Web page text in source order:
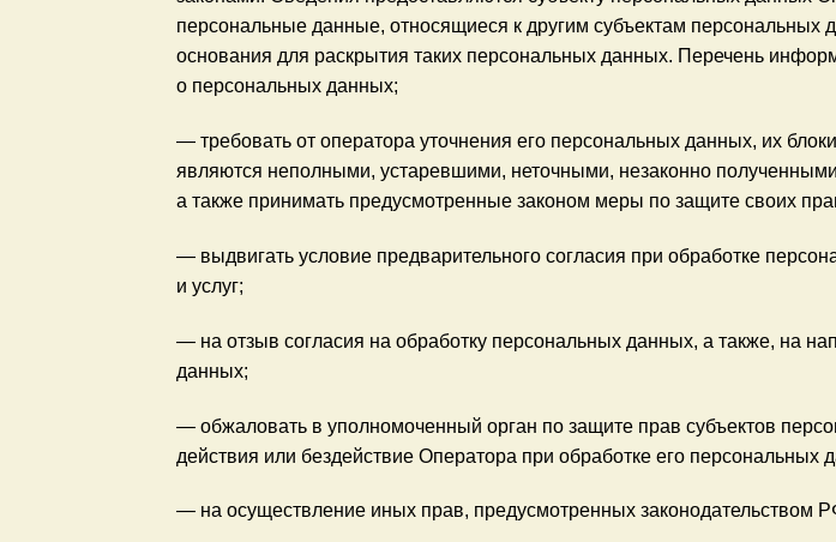
персональные данные, относящиеся к другим субъектам персональных
основания для раскрытия таких персональных данных. Перечень
о персональных данных;
— требовать от оператора уточнения его персональных данных, их
являются неполными, устаревшими, неточными, незаконно
а также принимать предусмотренные законом меры по защите своих
— выдвигать условие предварительного согласия при обработке
и услуг;
— на отзыв согласия на обработку персональных данных, а также, на
данных;
— обжаловать в уполномоченный орган по защите прав субъектов
действия или бездействие Оператора при обработке его персональных
— на осуществление иных прав, предусмотренных законодательством